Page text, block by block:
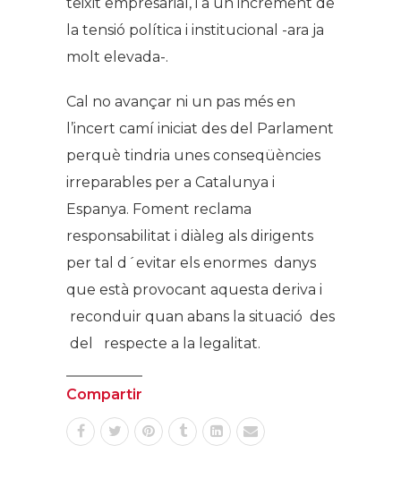
la tensió política i institucional -ara ja
molt elevada-.
Cal no avançar ni un pas més en
l’incert camí iniciat des del Parlament
perquè tindria unes conseqüències
irreparables per a Catalunya i
Espanya. Foment reclama
responsabilitat i diàleg als dirigents
per tal d´evitar els enormes danys
que està provocant aquesta deriva i
reconduir quan abans la situació des
del respecte a la legalitat.
Compartir